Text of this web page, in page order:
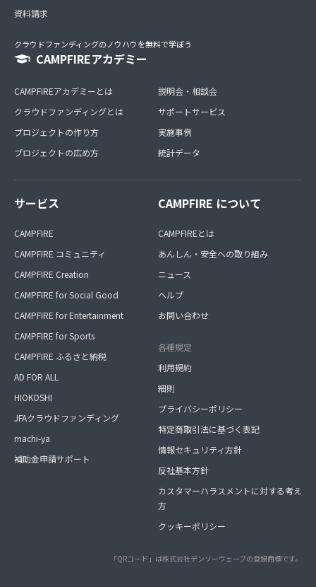
資料請求
クラウドファンディングのノウハウを無料で学ぼう
CAMPFIREアカデミー
CAMPFIREアカデミーとは
クラウドファンディングとは
プロジェクトの作り方
プロジェクトの広め方
説明会・相談会
サポートサービス
実施事例
統計データ
サービス
CAMPFIRE
CAMPFIRE コミュニティ
CAMPFIRE Creation
CAMPFIRE for Social Good
CAMPFIRE for Entertainment
CAMPFIRE for Sports
CAMPFIRE ふるさと納税
AD FOR ALL
HIOKOSHI
JFAクラウドファンディング
machi-ya
補助金申請サポート
CAMPFIRE について
CAMPFIREとは
あんしん・安全への取り組み
ニュース
ヘルプ
お問い合わせ
各種規定
利用規約
細則
プライバシーポリシー
特定商取引法に基づく表記
情報セキュリティ方針
反社基本方針
カスタマーハラスメントに対する考え
方
クッキーポリシー
「QRコード」は株式会社デンソーウェーブの登録商標です。